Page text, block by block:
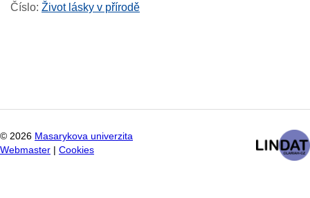
Číslo: Život lásky v přírodě
© 2026 Masarykova univerzita
Webmaster
Cookies